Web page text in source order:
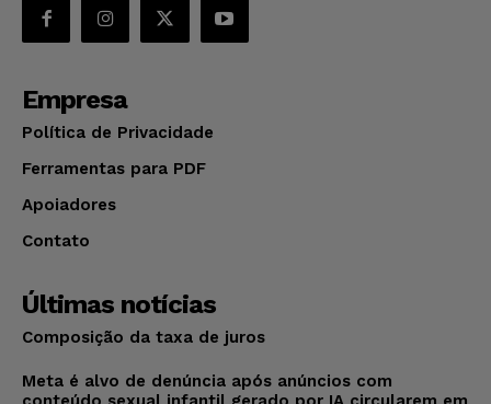
Empresa
Política de Privacidade
Ferramentas para PDF
Apoiadores
Contato
Últimas notícias
Composição da taxa de juros
Meta é alvo de denúncia após anúncios com